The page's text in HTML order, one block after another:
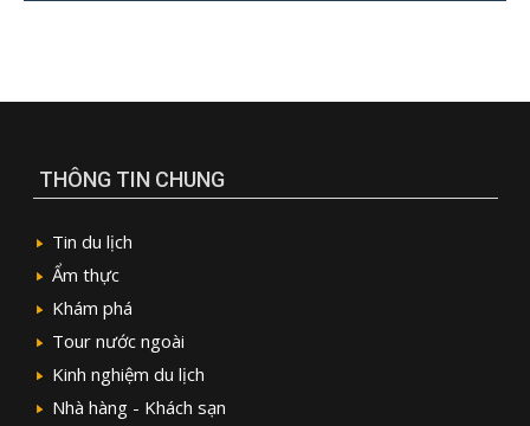
THÔNG TIN CHUNG
Tin du lịch
Ẩm thực
Khám phá
Tour nước ngoài
Kinh nghiệm du lịch
Nhà hàng - Khách sạn